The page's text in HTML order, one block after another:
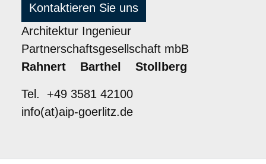
Kontaktieren Sie uns
Architektur Ingenieur
Partnerschaftsgesellschaft mbB
Rahnert Barthel Stollberg
Tel. +49 3581 42100
info(at)aip-goerlitz.de